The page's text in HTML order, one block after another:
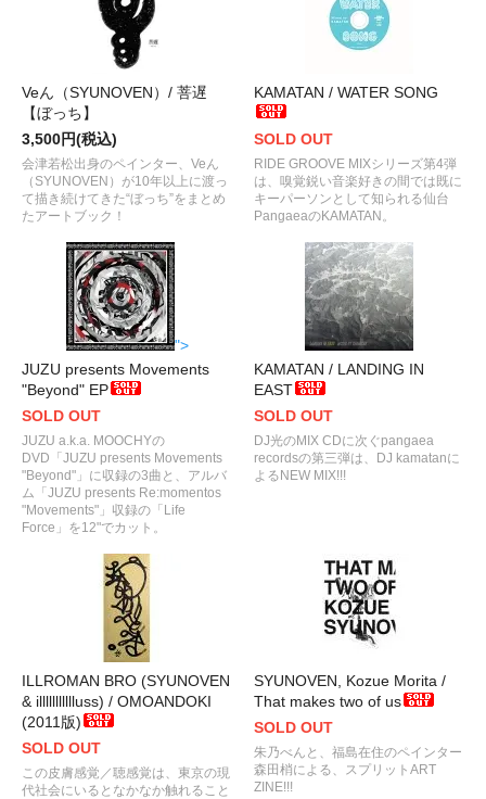
Veん（SYUNOVEN）/ 菩遅
【ぼっち】
3,500円(税込)
会津若松出身のペインター、Veん
（SYUNOVEN）が10年以上に渡っ
て描き続けてきた“ぼっち”をまとめ
たアートブック！
KAMATAN / WATER SONG
SOLD OUT
RIDE GROOVE MIXシリーズ第4弾
は、嗅覚鋭い音楽好きの間では既に
キーパーソンとして知られる仙台
PangaeaのKAMATAN。
">
JUZU presents Movements
"Beyond" EP
SOLD OUT
JUZU a.k.a. MOOCHYの
DVD「JUZU presents Movements
"Beyond"」に収録の3曲と、アルバ
ム「JUZU presents Re:momentos
"Movements"」収録の「Life
Force」を12"でカット。
KAMATAN / LANDING IN
EAST
SOLD OUT
DJ光のMIX CDに次ぐpangaea
recordsの第三弾は、DJ kamatanに
よるNEW MIX!!!
ILLROMAN BRO (SYUNOVEN
& illllllllllluss) / OMOANDOKI
(2011版)
SOLD OUT
この皮膚感覚／聴感覚は、東京の現
代社会にいるとなかなか触れること
SYUNOVEN, Kozue Morita /
That makes two of us
SOLD OUT
朱乃べんと、福島在住のペインター
森田梢による、スプリットART
ZINE!!!